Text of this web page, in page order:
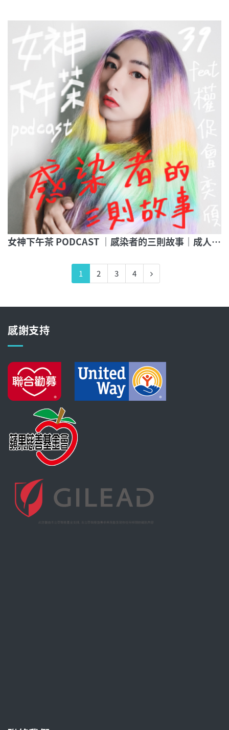
女神下午茶 PODCAST ｜感染者的三則故事｜成人之美 彩虹10月特別計畫
1 2 3 4
感謝支持